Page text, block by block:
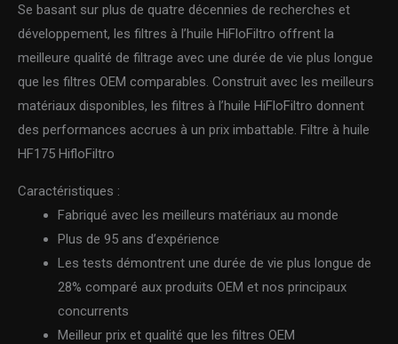
Se basant sur plus de quatre décennies de recherches et
développement, les filtres à l’huile HiFloFiltro offrent la
meilleure qualité de filtrage avec une durée de vie plus longue
que les filtres OEM comparables. Construit avec les meilleurs
matériaux disponibles, les filtres à l’huile HiFloFiltro donnent
des performances accrues à un prix imbattable. Filtre à huile
HF175 HifloFiltro
Caractéristiques :
Fabriqué avec les meilleurs matériaux au monde
Plus de 95 ans d’expérience
Les tests démontrent une durée de vie plus longue de
28% comparé aux produits OEM et nos principaux
concurrents
Meilleur prix et qualité que les filtres OEM